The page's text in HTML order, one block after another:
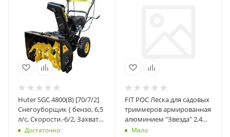
Huter SGC 4800(B) [70/7/2]
Снегоуборщик { бензо, 6,5
л/с, Скорости.-6/2, Захват
шир/выс-56/50см., 78кг.,
Достаточно
FIT РОС Леска для садовых
триммеров армированная
алюминием "Звезда" 2,4
мм х 15 м [78037]
Мало